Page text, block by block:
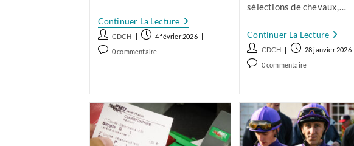
Continuer La LecturePariez
Sur
Une
Gagner
Auteur/autrice
de
CDCH
Publication
publiée :
4 février 2026
Commentaires
0 commentaire
sélections de chevaux,…
Continuer La LectureCouplé
:
En
Réduit
Auteur/autrice
de
CDCH
Publication
publiée :
28 janvier 2026
Commentaires
publication :
0 commentaire